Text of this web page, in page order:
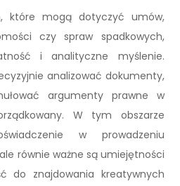
które mogą dotyczyć umów,
czy spraw spadkowych,
i analityczne myślenie.
analizować dokumenty,
argumenty prawne w
W tym obszarze
w prowadzeniu
równie ważne są umiejętności
do znajdowania kreatywnych